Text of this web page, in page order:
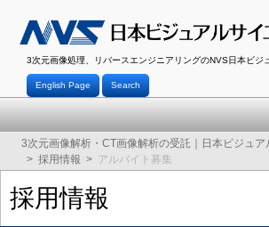
3次元画像処理、リバースエンジニアリングのNVS日本ビジ
English Page Search
3次元画像解析・CT画像解析の受託｜日本ビジュア
採用情報
アルバイト募集
採用情報